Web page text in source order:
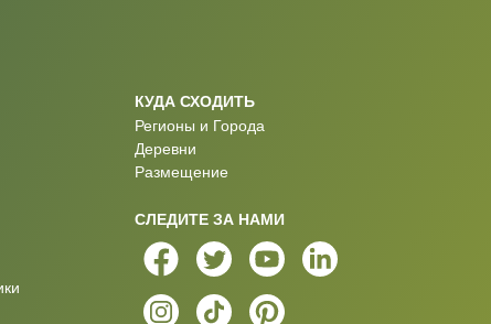
КУДА СХОДИТЬ
Регионы и Города
Деревни
Размещение
СЛЕДИТЕ ЗА НАМИ